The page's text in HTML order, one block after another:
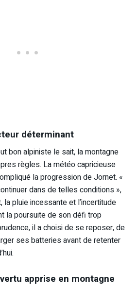
déterminant
bon alpiniste le sait, la montagne
règles. La météo capricieuse
la progression de Jornet. «
dans de telles conditions »,
la pluie incessante et l’incertitude
la poursuite de son défi trop
il a choisi de se reposer, de
ses batteries avant de retenter
apprise en montagne